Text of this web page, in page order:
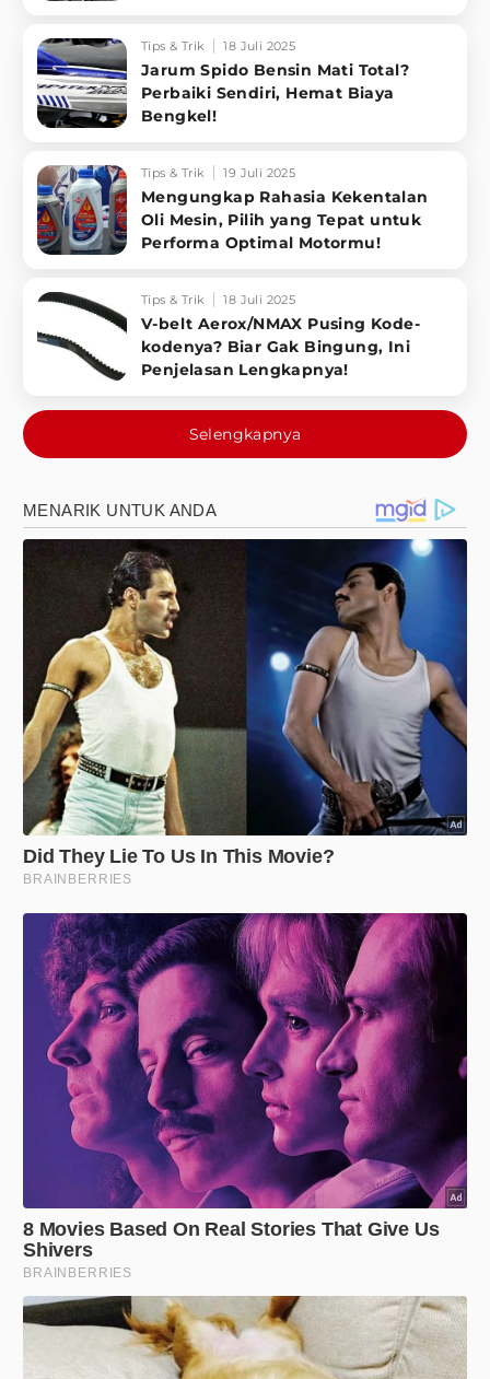
Tips & Trik 18 Juli 2025
Jarum Spido Bensin Mati Total?
Perbaiki Sendiri, Hemat Biaya
Bengkel!
Tips & Trik 19 Juli 2025
Mengungkap Rahasia Kekentalan
Oli Mesin, Pilih yang Tepat untuk
Performa Optimal Motormu!
Tips & Trik 18 Juli 2025
V-belt Aerox/NMAX Pusing Kode-
kodenya? Biar Gak Bingung, Ini
Penjelasan Lengkapnya!
Selengkapnya